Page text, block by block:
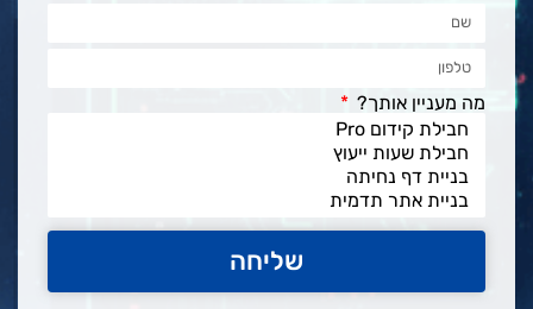
מה מעניין אותך?
שליחה